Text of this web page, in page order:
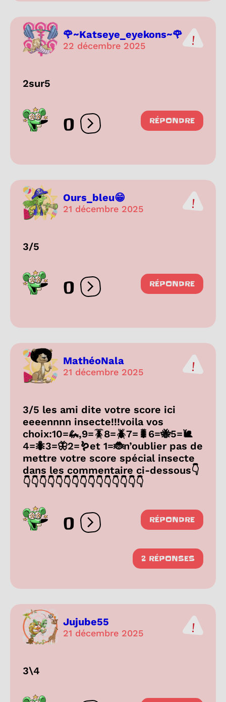
🌹~Katseye_eyekons~🌹
22 décembre 2025
2sur5
0 Ouvrir les réactions
RÉPONDRE
Ours_bleu😁
21 décembre 2025
3/5
0 Ouvrir les réactions
RÉPONDRE
MathéoNala
21 décembre 2025
3/5 les ami dite votre score ici
eeeennnn insecte!!!voila vos
choix:10=🦗,9=🪳8=🪲7=🐛6=🐝5=🐌
4=🐜3=🦋2=🪱et 1=🐞n’oublier pas de
mettre votre score spécial insecte
dans les commentaire ci-dessous👇
👇👇👇👇👇👇👇👇👇👇👇👇👇👇👇
0 Ouvrir les réactions
RÉPONDRE
2 RÉPONSES
Jujube55
21 décembre 2025
3\4